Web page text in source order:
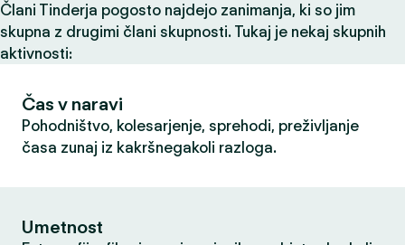
Člani Tinderja pogosto najdejo zanimanja, ki so jim
skupna z drugimi člani skupnosti. Tukaj je nekaj skupnih
aktivnosti:
Čas v naravi
Pohodništvo, kolesarjenje, sprehodi, preživljanje
časa zunaj iz kakršnegakoli razloga.
Umetnost